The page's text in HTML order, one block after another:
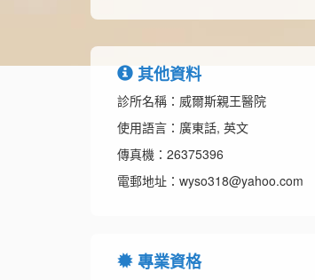
其他資料
診所名稱：威爾斯親王醫院
使用語言：廣東話, 英文
傳真機：26375396
電郵地址：wyso318@yahoo.com
專業資格